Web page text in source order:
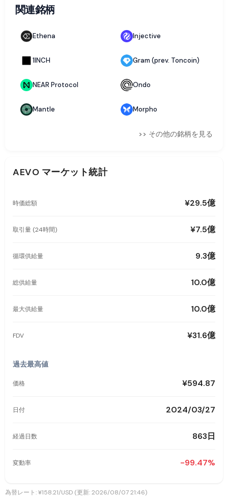
関連銘柄
Ethena Injective
1INCH Gram (prev. Toncoin)
NEAR Protocol Ondo
Mantle Morpho
>> その他の銘柄を見る
AEVO マーケット統計
時価総額 ¥29.5億
取引量 (24時間) ¥7.5億
循環供給量 9.3億
総供給量 10.0億
最大供給量 10.0億
FDV ¥31.6億
過去最高値
価格 ¥594.87
日付 2024/03/27
経過日数 863日
変動率 -99.47%
為替レート: ¥158.21/USD (更新: 2026/08/07 21:46)